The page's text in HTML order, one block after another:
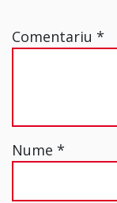
Comentariu *
Nume *